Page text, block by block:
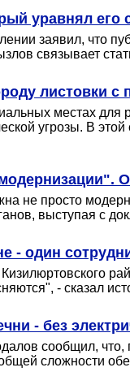
уравнял
заявил, что
связывает
листовки
местах для
угрозы. В
не просто
выступая с
- один
- сказал
- без
сообщил, что,
сложности